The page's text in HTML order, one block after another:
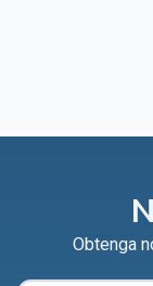
Obtenga